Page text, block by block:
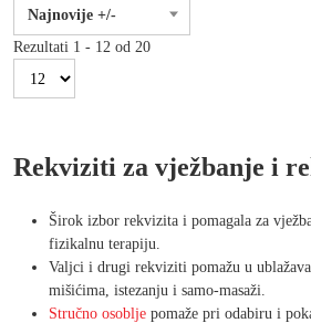
Najnovije +/-
Rezultati 1 - 12 od 20
Rekviziti za vježbanje i
Širok izbor rekvizita i pomagala za
fizikalnu terapiju.
Valjci i drugi rekviziti pomažu u
mišićima, istezanju i samo-masaži.
Stručno osoblje pomaže pri odabiru i